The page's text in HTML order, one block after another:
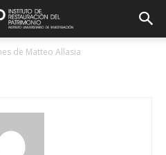
de Matteo Allasia